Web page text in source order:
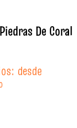
De Coral
desde